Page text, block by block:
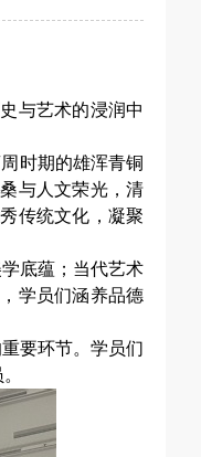
与艺术的浸润中
时期的雄浑青铜
与人文荣光，清
传统文化，凝聚
底蕴；当代艺术
学员们涵养品德
要环节。学员们